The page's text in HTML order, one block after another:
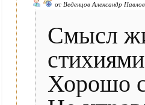
от Веденцов Александр
Смысл
Хорошо